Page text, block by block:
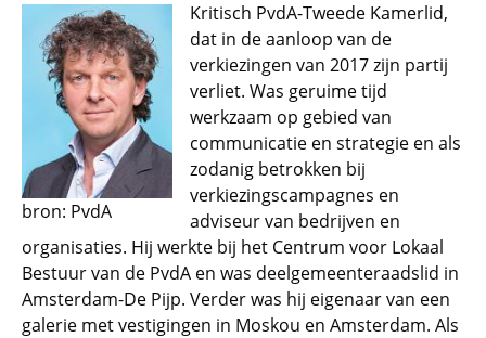
bron: PvdA
Kritisch PvdA-Tweede Kamerlid,
dat in de aanloop van de
verkiezingen van 2017 zijn partij
verliet. Was geruime tijd
werkzaam op gebied van
communicatie en strategie en als
zodanig betrokken bij
verkiezingscampagnes en
adviseur van bedrijven en
organisaties. Hij werkte bij het Centrum voor Lokaal
Bestuur van de PvdA en was deelgemeenteraadslid in
Amsterdam-De Pijp. Verder was hij eigenaar van een
galerie met vestigingen in Moskou en Amsterdam. Als